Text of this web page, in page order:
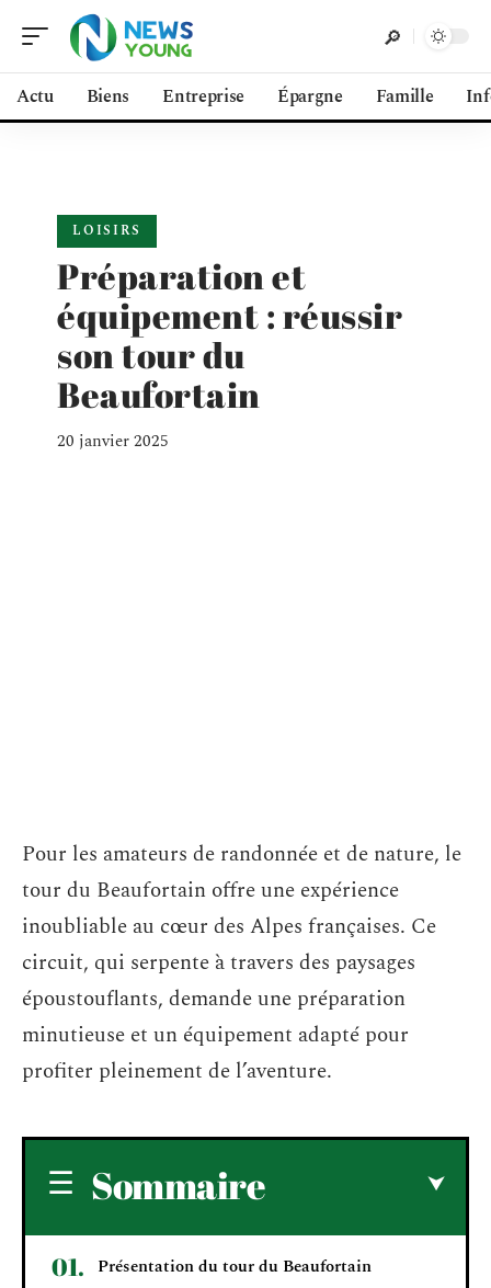
Actu Biens Entreprise Épargne Famille
LOISIRS
Préparation et
équipement : réussir
son tour du
Beaufortain
20 janvier 2025
Pour les amateurs de randonnée et de nature, le
tour du Beaufortain offre une expérience
inoubliable au cœur des Alpes françaises. Ce
circuit, qui serpente à travers des paysages
époustouflants, demande une préparation
minutieuse et un équipement adapté pour
profiter pleinement de l’aventure.
Sommaire
Présentation du tour du Beaufortain